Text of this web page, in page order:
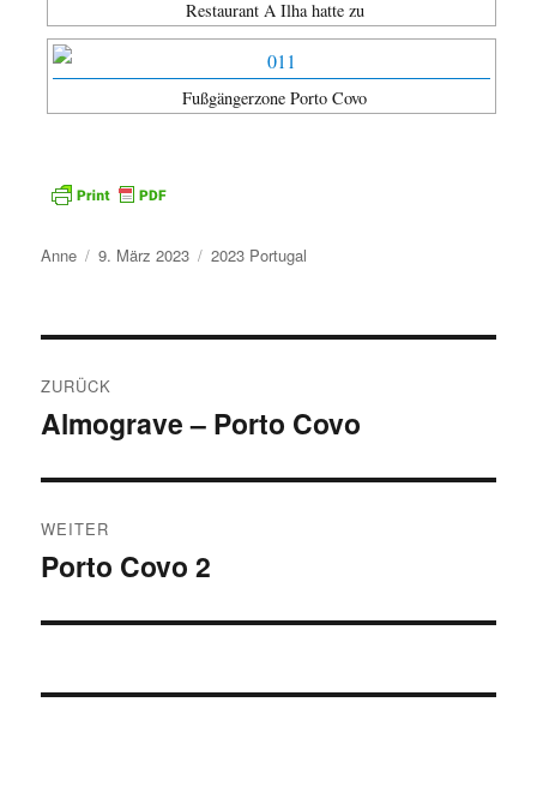
Restaurant A Ilha hatte zu
Fußgängerzone Porto Covo
Autor
Anne
Veröffentlicht
9. März 2023 Kategorien
2023 Portugal
ZURÜCK
Vorheriger
Almograve – Porto Covo
WEITER
Nächster
Porto Covo 2